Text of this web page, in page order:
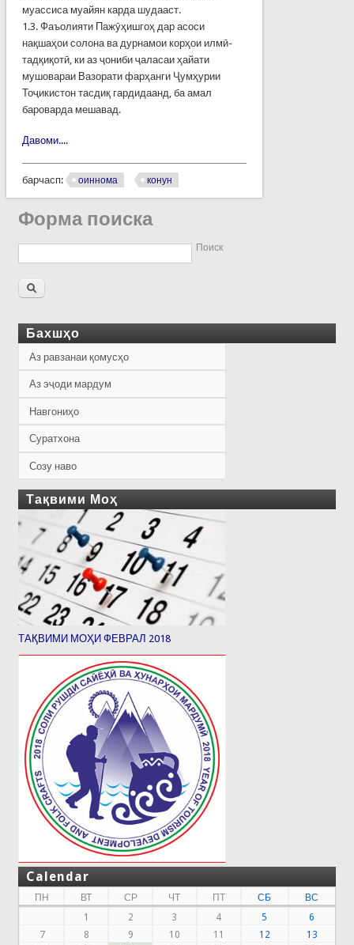
муассиса муайян карда шудааст.
1.3. Фаъолияти Пажӯҳишгоҳ дар асоси
нақшаҳои солона ва дурнамои корҳои илмӣ-
тадқиқотӣ, ки аз ҷониби ҷаласаи ҳайати
мушовараи Вазорати фарҳанги Ҷумҳурии
Тоҷикистон тасдиқ гардидаанд, ба амал
бароварда мешавад.
Давоми....
барчасп: оиннома конун
Форма поиска
Поиск
Бахшҳо
Аз равзанаи қомусҳо
Аз эҷоди мардум
Навгониҳо
Суратхона
Созу наво
Тақвими Моҳ
ТАҚВИМИ МОҲИ ФЕВРАЛ 2018
Calendar
ПН ВТ СР ЧТ ПТ СБ
ВС
1
2 3 4 5
6
7
8 9 10 11 12
13